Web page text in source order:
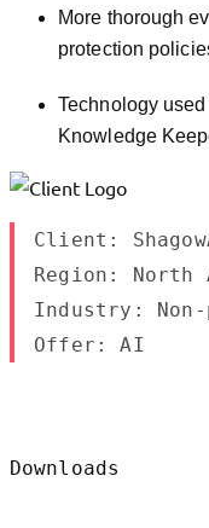
More thorough
protection
Technology
Knowledge
Client:
Region: North
Industry:
Offer: AI
Downloads